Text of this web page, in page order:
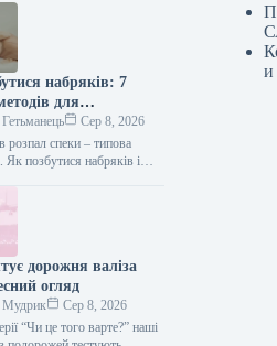
набряків: 7
для
без масажу
Сер 8, 2026
розпал спеки – типова
Як позбутися набряків і
масаж.
дорожня валіза
огляд
Мудрик
Сер 8, 2026
“Чи це того варте?” наші
и